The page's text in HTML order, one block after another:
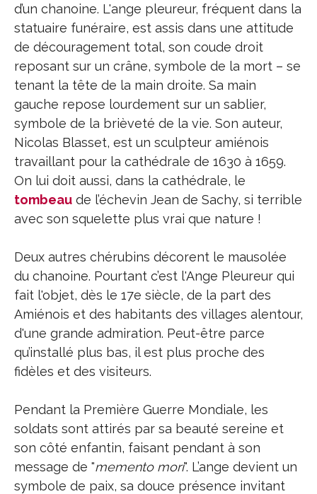
d’un chanoine. L'ange pleureur, fréquent dans la
statuaire funéraire, est assis dans une attitude
de découragement total, son coude droit
reposant sur un crâne, symbole de la mort – se
tenant la tête de la main droite. Sa main
gauche repose lourdement sur un sablier,
symbole de la brièveté de la vie. Son auteur,
Nicolas Blasset, est un sculpteur amiénois
travaillant pour la cathédrale de 1630 à 1659.
On lui doit aussi, dans la cathédrale, le
tombeau de l’échevin Jean de Sachy, si terrible
avec son squelette plus vrai que nature !
Deux autres chérubins décorent le mausolée
du chanoine. Pourtant c’est l'Ange Pleureur qui
fait l'objet, dès le 17e siècle, de la part des
Amiénois et des habitants des villages alentour,
d'une grande admiration. Peut-être parce
qu’installé plus bas, il est plus proche des
fidèles et des visiteurs.
Pendant la Première Guerre Mondiale, les
soldats sont attirés par sa beauté sereine et
son côté enfantin, faisant pendant à son
message de "memento mori". L’ange devient un
symbole de paix, sa douce présence invitant